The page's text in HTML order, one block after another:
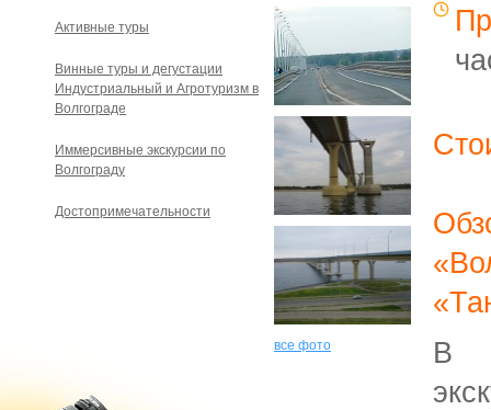
все фото
В
Активные туры
Винные туры и дегустации
Индустриальный и Агротуризм в
Волгограде
Иммерсивные экскурсии по
Волгограду
Достопримечательности